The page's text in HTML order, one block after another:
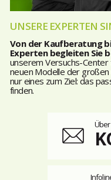
UNSERE EXPERTEN
Von der Kaufberatung
Experten begleiten Sie
unserem Versuchs-
neuen Modelle der
nur eines zum Ziel: das
finden.